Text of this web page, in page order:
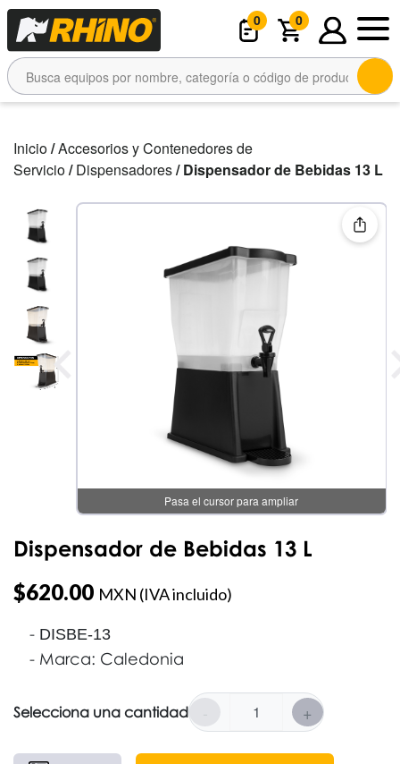
0 0
Inicio/Accesorios y Contenedores de
Servicio/Dispensadores/ Dispensador de Bebidas 13 L
Pasa el cursor para ampliar
Dispensador de Bebidas 13 L
$620.00 MXN (IVA incluido)
DISBE-13
Marca: Caledonia
Selecciona una cantidad +